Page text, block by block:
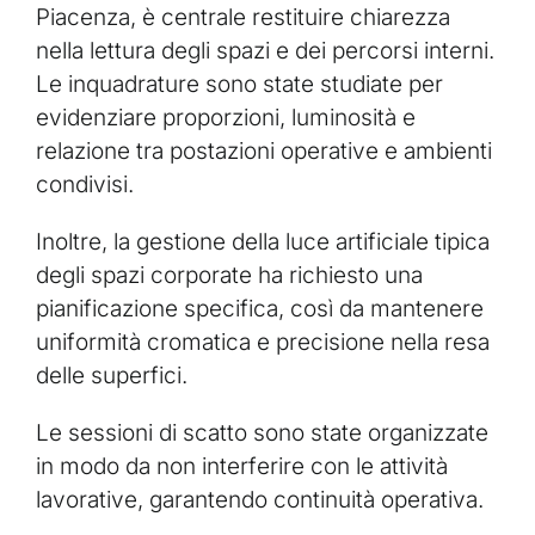
Piacenza, è centrale restituire chiarezza
nella lettura degli spazi e dei percorsi interni.
Le inquadrature sono state studiate per
evidenziare proporzioni, luminosità e
relazione tra postazioni operative e ambienti
condivisi.
Inoltre, la gestione della luce artificiale tipica
degli spazi corporate ha richiesto una
pianificazione specifica, così da mantenere
uniformità cromatica e precisione nella resa
delle superfici.
Le sessioni di scatto sono state organizzate
in modo da non interferire con le attività
lavorative, garantendo continuità operativa.